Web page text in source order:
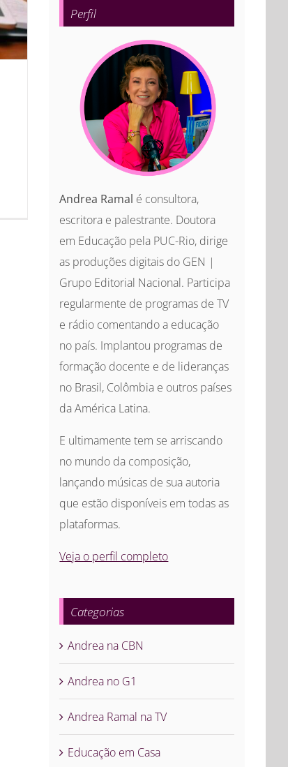
Perfil
Andrea Ramal é consultora,
escritora e palestrante. Doutora
em Educação pela PUC-Rio, dirige
as produções digitais do GEN |
Grupo Editorial Nacional. Participa
regularmente de programas de TV
e rádio comentando a educação
no país. Implantou programas de
formação docente e de lideranças
no Brasil, Colômbia e outros países
da América Latina.
E ultimamente tem se arriscando
no mundo da composição,
lançando músicas de sua autoria
que estão disponíveis em todas as
plataformas.
Veja o perfil completo
Categorias
Andrea na CBN
Andrea no G1
Andrea Ramal na TV
Educação em Casa